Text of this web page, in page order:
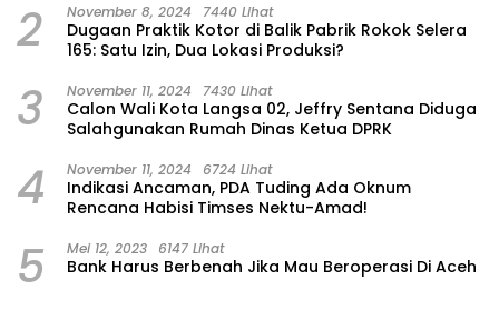
2 November 8, 2024 7440 Lihat
Dugaan Praktik Kotor di Balik Pabrik Rokok Selera
165: Satu Izin, Dua Lokasi Produksi?
3 November 11, 2024 7430 Lihat
Calon Wali Kota Langsa 02, Jeffry Sentana Diduga
Salahgunakan Rumah Dinas Ketua DPRK
4 November 11, 2024 6724 Lihat
Indikasi Ancaman, PDA Tuding Ada Oknum
Rencana Habisi Timses Nektu-Amad!
5 Mei 12, 2023 6147 Lihat
Bank Harus Berbenah Jika Mau Beroperasi Di Aceh